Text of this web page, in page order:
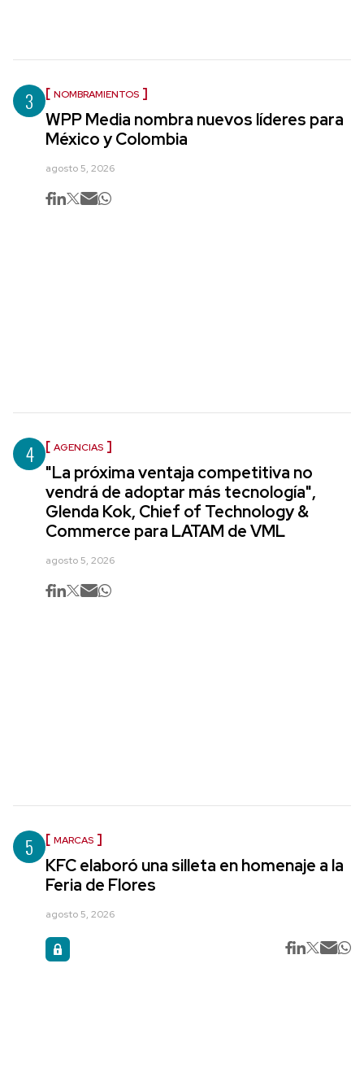
3 NOMBRAMIENTOS
WPP Media nombra nuevos líderes para
México y Colombia
agosto 5, 2026
4 AGENCIAS
"La próxima ventaja competitiva no
vendrá de adoptar más tecnología",
Glenda Kok, Chief of Technology &
Commerce para LATAM de VML
agosto 5, 2026
5 MARCAS
KFC elaboró una silleta en homenaje a la
Feria de Flores
agosto 5, 2026